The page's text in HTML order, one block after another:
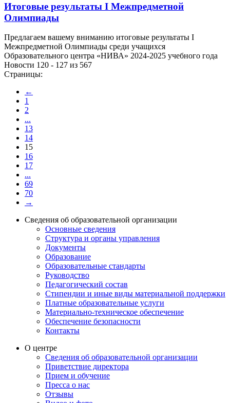
Итоговые результаты I Межпредметной
Олимпиады
Предлагаем вашему вниманию итоговые результаты I
Межпредметной Олимпиады среди учащихся
Образовательного центра «НИВА» 2024-2025 учебного года
Новости 120 - 127 из 567
Страницы:
←
1
2
...
13
14
15
16
17
...
69
70
→
Сведения об образовательной организации
Основные сведения
Структура и органы управления
Документы
Образование
Образовательные стандарты
Руководство
Педагогический состав
Стипендии и иные виды материальной поддержки
Платные образовательные услуги
Материально-техническое обеспечение
Обеспечение безопасности
Контакты
О центре
Сведения об образовательной организации
Приветствие директора
Прием и обучение
Пресса о нас
Отзывы